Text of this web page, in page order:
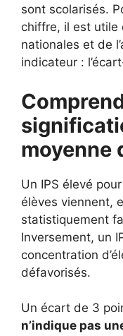
sont scolarisés.
chiffre, il est utile
nationales et de
indicateur :
moyenne
Un IPS élevé
élèves viennent,
statistiquement
Inversement, un
concentration
défavorisés.
Un écart de 3
n’indique pas